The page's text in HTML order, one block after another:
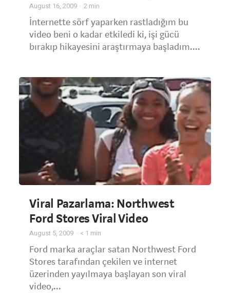
August 16, 2009 2 min
İnternette sörf yaparken rastladığım bu
video beni o kadar etkiledi ki, işi gücü
bırakıp hikayesini araştırmaya başladım....
Viral Pazarlama: Northwest
Ford Stores Viral Video
August 5, 2009 < 1 min
Ford marka araçlar satan Northwest Ford
Stores tarafından çekilen ve internet
üzerinden yayılmaya başlayan son viral
video,...